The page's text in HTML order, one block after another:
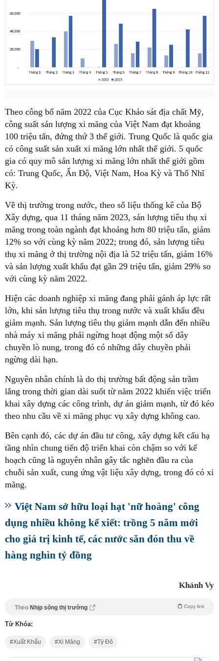
Theo công bố năm 2022 của Cục Khảo sát địa chất Mỹ,
công suất sản lượng xi măng của Việt Nam đạt khoảng
100 triệu tấn, đứng thứ 3 thế giới. Trung Quốc là quốc gia
có công suất sản xuất xi măng lớn nhất thế giới. 5 quốc
gia có quy mô sản lượng xi măng lớn nhất thế giới gồm
có: Trung Quốc, Ấn Độ, Việt Nam, Hoa Kỳ và Thổ Nhĩ
Kỳ.
Về thị trường trong nước, theo số liệu thống kê của Bộ
Xây dựng, qua 11 tháng năm 2023, sản lượng tiêu thụ xi
măng trong toàn ngành đạt khoảng hơn 80 triệu tấn, giảm
12% so với cùng kỳ năm 2022; trong đó, sản lượng tiêu
thụ xi măng ở thị trường nội địa là 52 triệu tấn, giảm 16%
và sản lượng xuất khẩu đạt gần 29 triệu tấn, giảm 29% so
với cùng kỳ năm 2022.
Hiện các doanh nghiệp xi măng đang phải gánh áp lực rất
lớn, khi sản lượng tiêu thụ trong nước và xuất khẩu đều
giảm mạnh. Sản lượng tiêu thụ giảm mạnh dẫn đến nhiều
nhà máy xi măng phải ngừng hoạt động một số dây
chuyền lò nung, trong đó có những dây chuyền phải
ngừng dài hạn.
Nguyên nhân chính là do thị trường bất động sản trầm
lắng trong thời gian dài suốt từ năm 2022 khiến việc triển
khai xây dựng các công trình, dự án giảm mạnh, từ đó kéo
theo nhu cầu về xi măng phục vụ xây dựng không cao.
Bên cạnh đó, các dự án đầu tư công, xây dựng kết cấu hạ
tầng nhìn chung tiến độ triển khai còn chậm so với kế
hoạch cũng là nguyên nhân gây tắc nghẽn đầu ra của
chuỗi sản xuất, cung ứng vật liệu xây dựng, trong đó có xi
măng.
Việt Nam sở hữu loại hạt 'nữ hoàng' công
dụng nhiều không kể xiết: trồng 5 năm mới
cho giá trị kinh tế, các nước săn đón thu về
hàng nghìn tỷ đồng
Khánh Vy
Theo Nhịp sống thị trường Copy link
Từ Khóa:
Xuất Khẩu Xi Măng Tỷ Đô